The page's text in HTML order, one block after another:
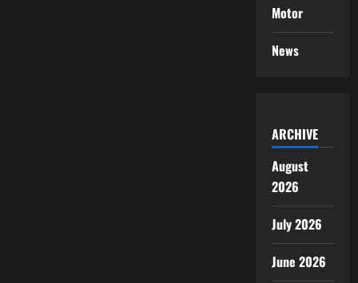
Motor
News
ARCHIVE
August
2026
July 2026
June 2026